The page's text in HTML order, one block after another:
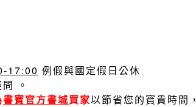
17:00 例假與國定假日公休
。
書寶官方書城買家以節省您的寶貴時間，